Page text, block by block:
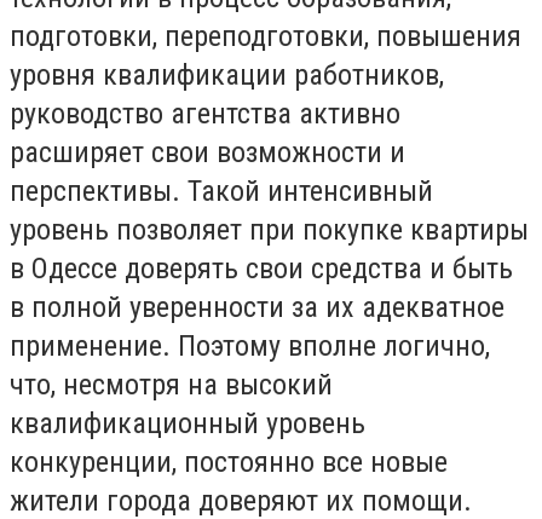
подготовки, переподготовки, повышения
уровня квалификации работников,
руководство агентства активно
расширяет свои возможности и
перспективы. Такой интенсивный
уровень позволяет при покупке квартиры
в Одессе доверять свои средства и быть
в полной уверенности за их адекватное
применение. Поэтому вполне логично,
что, несмотря на высокий
квалификационный уровень
конкуренции, постоянно все новые
жители города доверяют их помощи.